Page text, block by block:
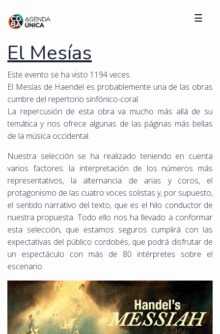
☰
El Mesías
Este evento se ha visto 1194 veces.
El Mesías de Haendel es probablemente una de las obras
cumbre del repertorio sinfónico-coral.
La repercusión de esta obra va mucho más allá de su
temática y nos ofrece algunas de las páginas más bellas
de la música occidental.
Nuestra selección se ha realizado teniendo en cuenta
varios factores: la interpretación de los números más
representativos, la alternancia de arias y coros, el
protagonismo de las cuatro voces solistas y, por supuesto,
el sentido narrativo del texto, que es el hilo conductor de
nuestra propuesta. Todo ello nos ha llevado a conformar
esta selección, que estamos seguros cumplirá con las
expectativas del público cordobés, que podrá disfrutar de
un espectáculo con más de 80 intérpretes sobre el
escenario.